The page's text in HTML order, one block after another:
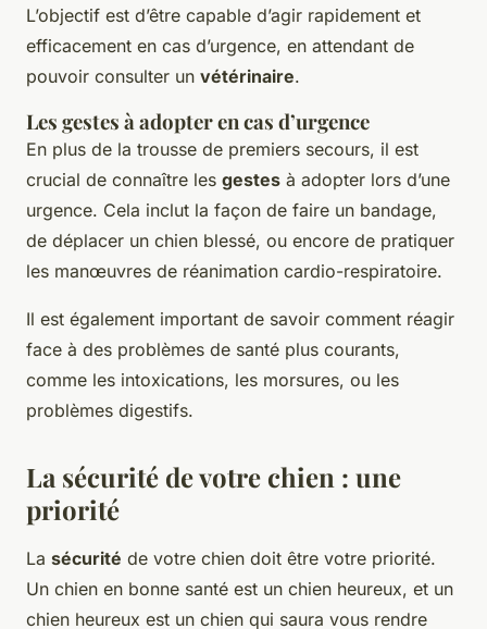
L’objectif est d’être capable d’agir rapidement et
efficacement en cas d’urgence, en attendant de
pouvoir consulter un vétérinaire.
Les gestes à adopter en cas d’urgence
En plus de la trousse de premiers secours, il est
crucial de connaître les gestes à adopter lors d’une
urgence. Cela inclut la façon de faire un bandage,
de déplacer un chien blessé, ou encore de pratiquer
les manœuvres de réanimation cardio-respiratoire.
Il est également important de savoir comment réagir
face à des problèmes de santé plus courants,
comme les intoxications, les morsures, ou les
problèmes digestifs.
La sécurité de votre chien : une
priorité
La sécurité de votre chien doit être votre priorité.
Un chien en bonne santé est un chien heureux, et un
chien heureux est un chien qui saura vous rendre